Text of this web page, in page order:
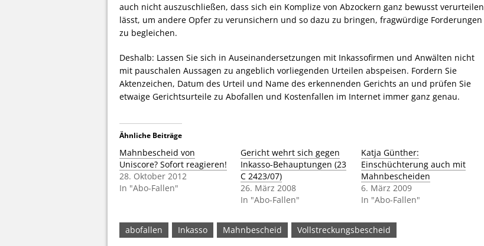
auch nicht auszuschließen, dass sich ein Komplize von Abzockern ganz bewusst verurteilen
lässt, um andere Opfer zu verunsichern und so dazu zu bringen, fragwürdige Forderungen
zu begleichen.
Deshalb: Lassen Sie sich in Auseinandersetzungen mit Inkassofirmen und Anwälten nicht
mit pauschalen Aussagen zu angeblich vorliegenden Urteilen abspeisen. Fordern Sie
Aktenzeichen, Datum des Urteil und Name des erkennenden Gerichts an und prüfen Sie
etwaige Gerichtsurteile zu Abofallen und Kostenfallen im Internet immer ganz genau.
Ähnliche Beiträge
Mahnbescheid von
Uniscore? Sofort reagieren!
28. Oktober 2012
In "Abo-Fallen"
Gericht wehrt sich gegen
Inkasso-Behauptungen (23
C 2423/07)
26. März 2008
In "Abo-Fallen"
Katja Günther:
Einschüchterung auch mit
Mahnbescheiden
6. März 2009
In "Abo-Fallen"
abofallen Inkasso Mahnbescheid Vollstreckungsbescheid